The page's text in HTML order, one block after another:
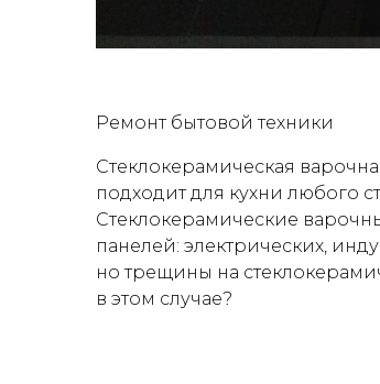
Ремонт бытовой техники
Стеклокерамическая
подходит для кухни любого
Стеклокерамические
панелей: электрических,
но трещины на
в этом случае?